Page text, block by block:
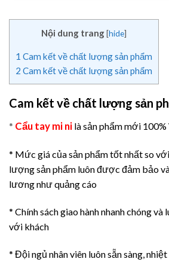
Nội dung trang[hide]
1 Cam kết về chất lượng sản phẩm
2 Cam kết về chất lượng sản phẩm
Cam kết về chất lượng sản
* Cẩu tay mi ni là sản phẩm mới
* Mức giá của sản phẩm tốt nhất so
lượng sản phẩm luôn được đảm bảo
lương như quảng cáo
* Chính sách giao hành nhanh chóng và
với khách
* Đội ngủ nhân viên luôn sẵn sàng,